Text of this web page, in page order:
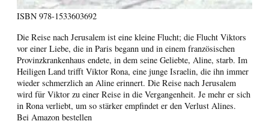
ISBN 978-1533603692
Die Reise nach Jerusalem ist eine kleine Flucht; die Flucht Viktors
vor einer Liebe, die in Paris begann und in einem französischen
Provinzkrankenhaus endete, in dem seine Geliebte, Aline, starb. Im
Heiligen Land trifft Viktor Rona, eine junge Israelin, die ihn immer
wieder schmerzlich an Aline erinnert. Die Reise nach Jerusalem
wird für Viktor zu einer Reise in die Vergangenheit. Je mehr er sich
in Rona verliebt, um so stärker empfindet er den Verlust Alines.
Bei Amazon bestellen